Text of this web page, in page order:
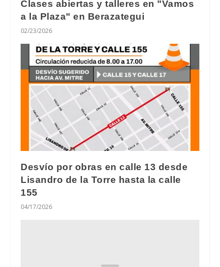
Clases abiertas y talleres en "Vamos
a la Plaza" en Berazategui
02/23/2026
Desvío por obras en calle 13 desde
Lisandro de la Torre hasta la calle
155
04/17/2026